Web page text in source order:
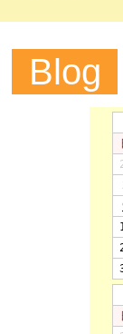
Blog